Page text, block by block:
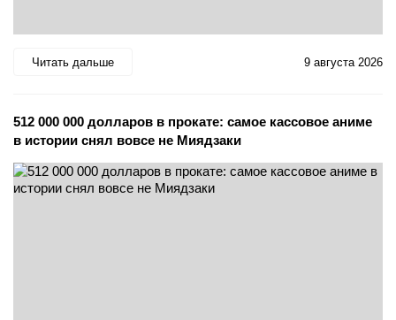
Читать дальше 9 августа 2026
512 000 000 долларов в прокате: самое кассовое аниме
в истории снял вовсе не Миядзаки